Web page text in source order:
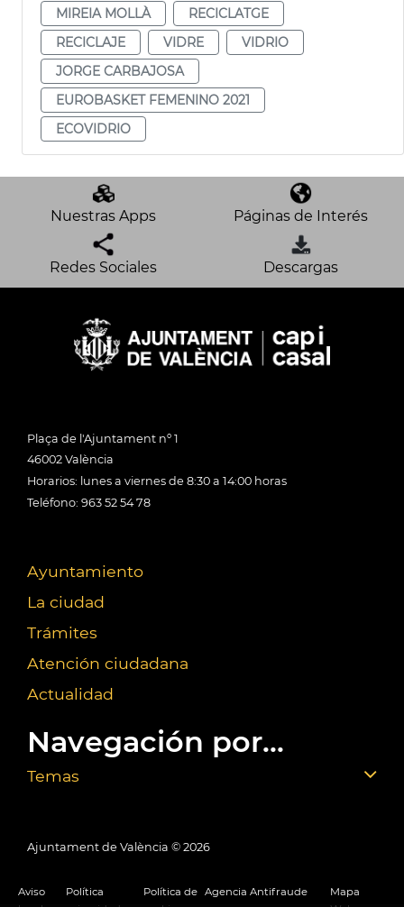
MIREIA MOLLÀ
RECICLATGE
RECICLAJE
VIDRE
VIDRIO
JORGE CARBAJOSA
EUROBASKET FEMENINO 2021
ECOVIDRIO
Nuestras Apps Páginas de Interés
Redes Sociales Descargas
Plaça de l'Ajuntament nº 1
46002 València
Horarios: lunes a viernes de 8:30 a 14:00 horas
Teléfono: 963 52 54 78
Ayuntamiento
La ciudad
Trámites
Atención ciudadana
Actualidad
Navegación por...
Temas
Ajuntament de València © 2026
Aviso
Política
Política de Agencia Antifraude
Mapa